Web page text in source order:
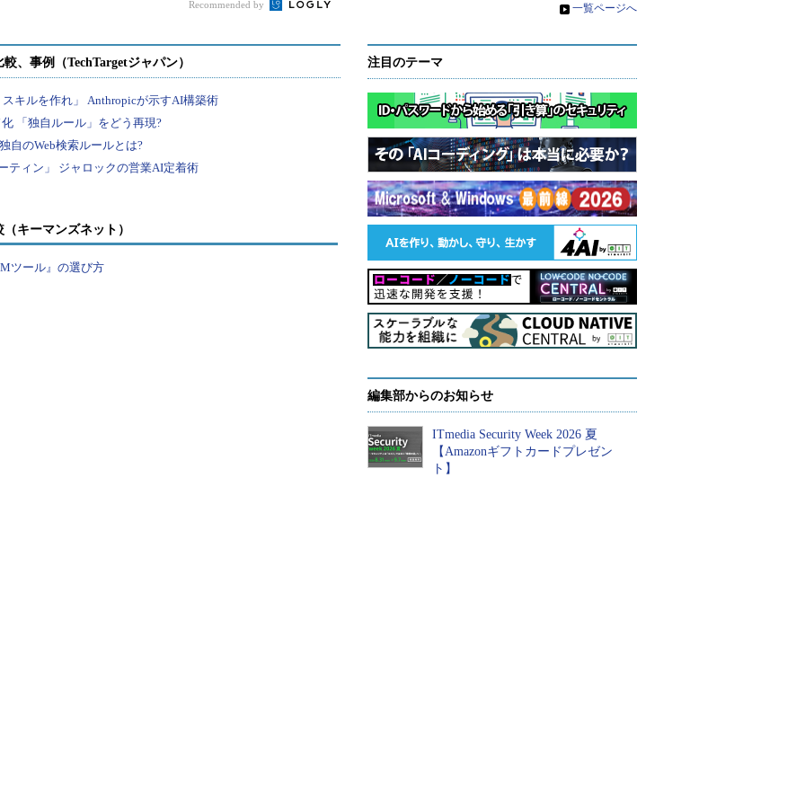
ーカルPINあるいはデバイスネイティブな生体認
を持つ認証が可能になる。
モードは、シングルステップの2FAプロセスでよ
源を入れるときのパスコードから独立している
フォンからのアクセスの認証にモバイルプッシ
する。
Recommended by
キーマンズネット）
ツール』の選び方
» 一覧ページへ
注目のテーマ
編集部からのお知らせ
ITmedia Security Week 2026 夏
【Amazonギフトカードプレゼン
ト】